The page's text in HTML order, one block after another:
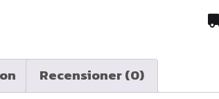
e
n
a
Recensioner (0)